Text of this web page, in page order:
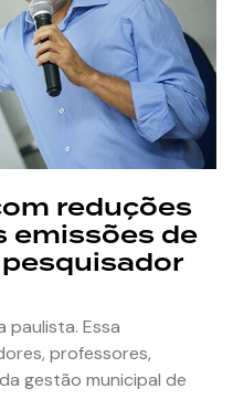
reduções
emissões de
paulista. Essa
professores,
gestão municipal de